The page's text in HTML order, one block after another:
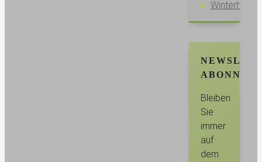
Winterhalter
Bleiben
Sie
immer
auf
dem